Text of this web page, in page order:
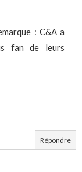
: C&A a
fan de leurs
Répondre